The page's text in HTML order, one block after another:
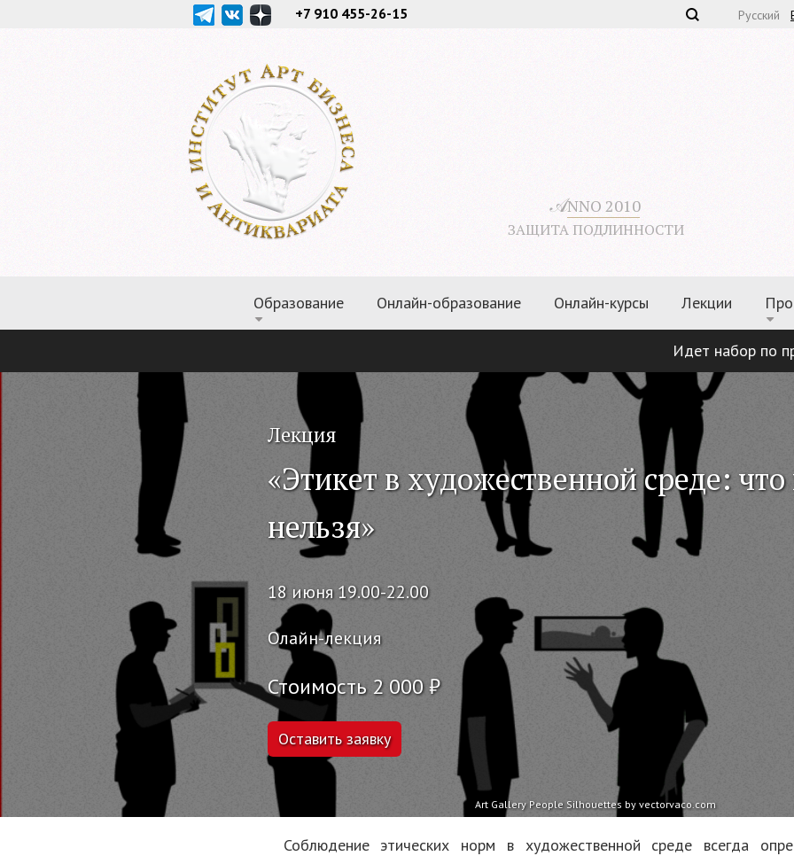
𝒜NNO 2010
ЗАЩИТА ПОДЛИННОСТИ
Образование Онлайн-образование Онлайн-курсы Лекции
Русский
+7 910 455-26-15
Идет набор по
Лекция
«Этикет в художественной среде:
нельзя»
18 июня 19.00-22.00
Олайн-лекция
Стоимость 2 000 ₽
Оставить заявку
Art Gallery People Silhouettes by vectorvaco.com
Соблюдение этических норм в художественной среде всегда